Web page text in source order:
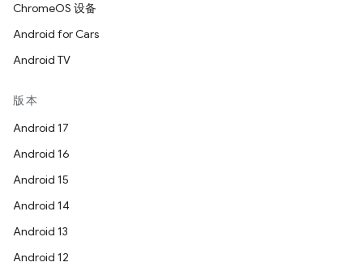
ChromeOS 设备
Android for Cars
Android TV
版本
Android 17
Android 16
Android 15
Android 14
Android 13
Android 12